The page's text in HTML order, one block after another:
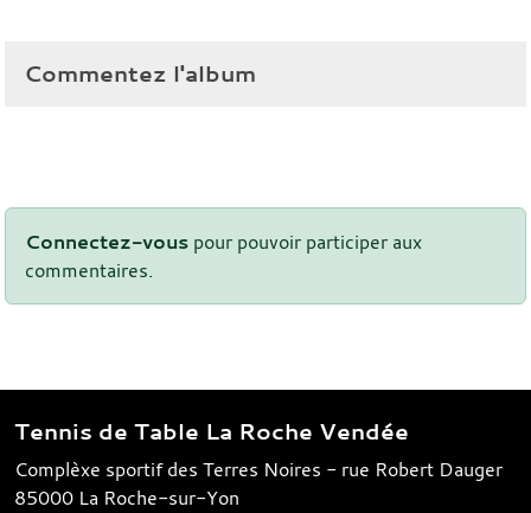
Commentez l'album
Connectez-vous pour pouvoir participer aux
commentaires.
Tennis de Table La Roche Vendée
Complèxe sportif des Terres Noires - rue Robert Dauger
85000 La Roche-sur-Yon